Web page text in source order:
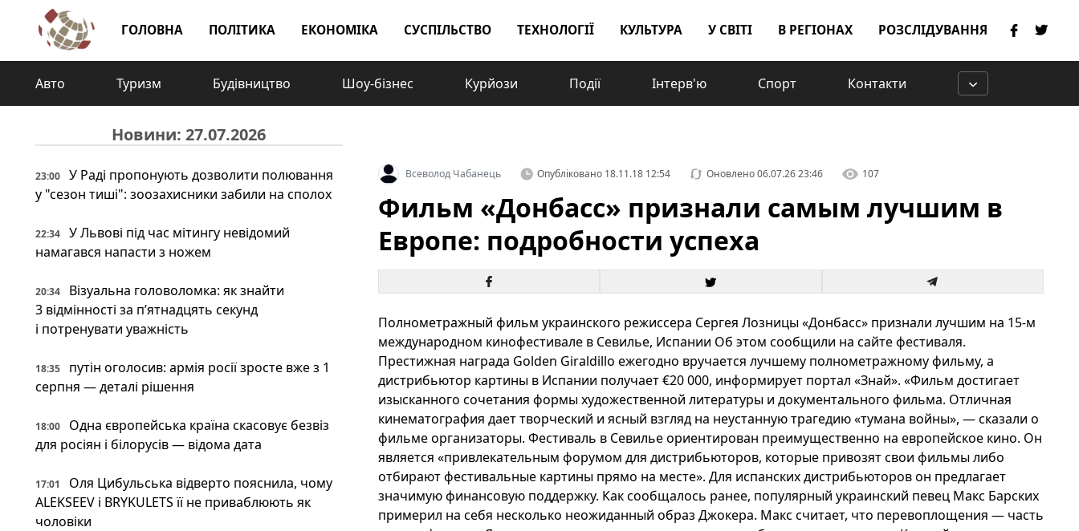
ГОЛОВНА ПОЛІТИКА ЕКОНОМІКА СУСПІЛЬСТВО ТЕХНОЛОГІЇ КУЛЬТУРА У СВІТІ В РЕГІОНАХ РОЗСЛІДУВАННЯ
Авто Туризм Будівництво Шоу-бізнес Курйози Події Інтерв'ю Спорт Контакти
Новини: 27.07.2026
23:00
У Раді пропонують дозволити полювання
у "сезон тиші": зоозахисники забили на сполох
22:34
У Львові під час мітингу невідомий
намагався напасти з ножем
20:34
Візуальна головоломка: як знайти
3 відмінності за п’ятнадцять секунд
і потренувати уважність
18:35
путін оголосив: армія росії зросте вже з 1
серпня — деталі рішення
18:00
Одна європейська країна скасовує безвіз
для росіян і білорусів — відома дата
17:01
Оля Цибульська відверто пояснила, чому
ALEKSEEV і BRYKULETS її не приваблюють як
чоловіки
Всеволод Чабанець Опубліковано18.11.18 12:54 Оновлено06.07.26 23:46 107
Фильм «Донбасс» признали самым лучшим в
Европе: подробности успеха
Полнометражный фильм украинского режиссера Сергея Лозницы «Донбасс» признали лучшим на 15-м
международном кинофестивале в Севилье, Испании Об этом сообщили на сайте фестиваля.
Престижная награда Golden Giraldillo ежегодно вручается лучшему полнометражному фильму, а
дистрибьютор картины в Испании получает €20 000, информирует портал «Знай». «Фильм достигает
изысканного сочетания формы художественной литературы и документального фильма. Отличная
кинематография дает творческий и ясный взгляд на неустанную трагедию «тумана войны», — сказали о
фильме организаторы. Фестиваль в Севилье ориентирован преимущественно на европейское кино. Он
является «привлекательным форумом для дистрибьюторов, которые привозят свои фильмы либо
отбирают фестивальные картины прямо на месте». Для испанских дистрибьюторов он предлагает
значимую финансовую поддержку. Как сообщалось ранее, популярный украинский певец Макс Барских
примерил на себя несколько неожиданный образ Джокера. Макс считает, что перевоплощения — часть